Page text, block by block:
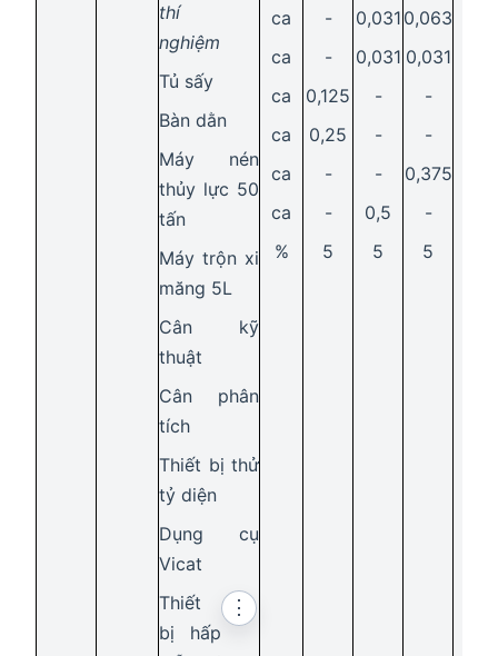
thí
nghiệm
Tủ sấy
Bàn dằn
Máy nén
thủy lực 50
tấn
Máy trộn xi
măng 5L
Cân kỹ
thuật
Cân phân
tích
Thiết bị thử
tỷ diện
Dụng cụ
Vicat
Thiết
bị hấp
⋮
ca
ca
ca
ca
ca
ca
%
-
-
0,125
0,25
-
-
5
0,031
0,031
-
-
-
0,5
5
0,063
0,031
-
-
0,375
-
5